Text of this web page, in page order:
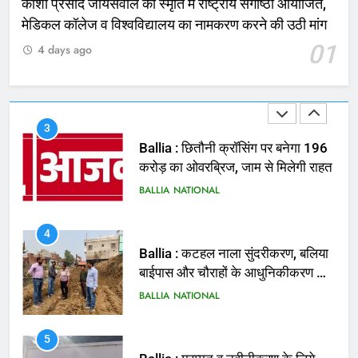
काशी प्रसाद जायसवाल की स्मृति में राष्ट्रीय संगोष्ठी आयोजित,
मेडिकल कॉलेज व विश्वविद्यालय का नामकरण करने की उठी मांग
01
4 days ago
2
भरत तिवारी एनकाउंटर मामले को लेकर
सियासत तेज, भाजपा सांसद ने बताई हत्या
NATIONAL POLITICS
3
Ballia : छितौनी क्रॉसिंग पर बनेगा 196
करोड़ का ओवरब्रिज, जाम से मिलेगी राहत
BALLIA NATIONAL
4
Ballia : कटहल नाला सुंदरीकरण, बलिया
बाईपास और चौराहों के आधुनिकीकरण की
तैयारी तेज
BALLIA NATIONAL
5